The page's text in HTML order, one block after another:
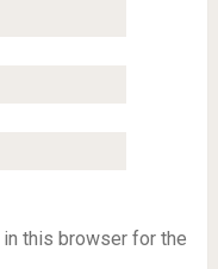
this browser for the